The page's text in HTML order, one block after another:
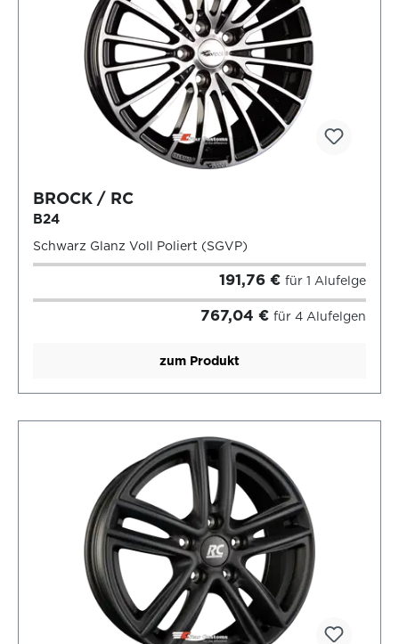
BROCK / RC
B24
Schwarz Glanz Voll Poliert (SGVP)
191,76 € für 1 Alufelge
767,04 € für 4 Alufelgen
zum Produkt